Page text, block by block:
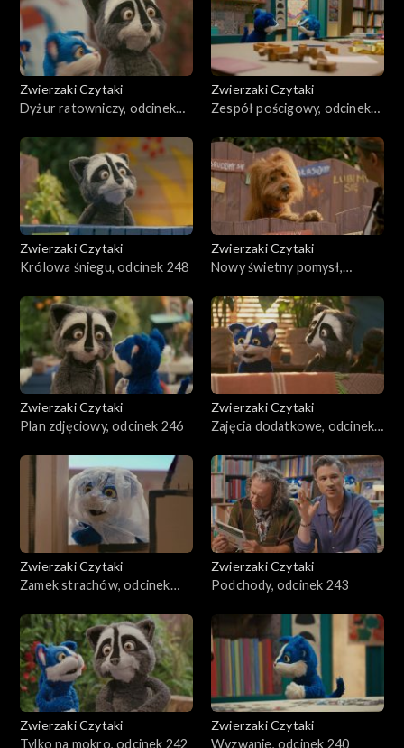
Zwierzaki Czytaki
Dyżur ratowniczy, odcinek
Zwierzaki Czytaki
Zespół pościgowy, odcinek
Zwierzaki Czytaki
Królowa śniegu, odcinek 248
Zwierzaki Czytaki
Nowy świetny pomysł,
Zwierzaki Czytaki
Plan zdjęciowy, odcinek 246
Zwierzaki Czytaki
Zajęcia dodatkowe, odcinek
Zwierzaki Czytaki
Zamek strachów, odcinek
Zwierzaki Czytaki
Podchody, odcinek 243
Zwierzaki Czytaki
Tylko na mokro, odcinek 242
Zwierzaki Czytaki
Wyzwanie, odcinek 240